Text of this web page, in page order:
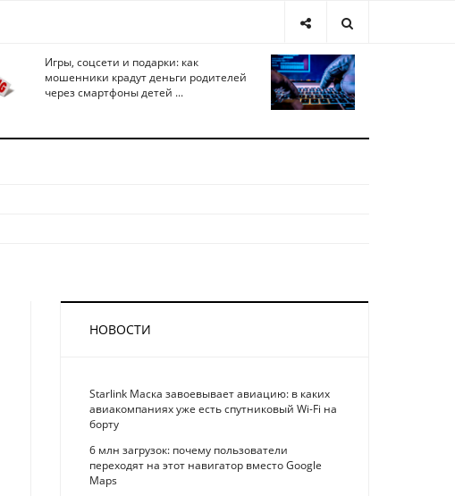
Игры, соцсети и подарки: как
мошенники крадут деньги родителей
через смартфоны детей ...
НОВОСТИ
Starlink Маска завоевывает авиацию: в каких
авиакомпаниях уже есть спутниковый Wi-Fi на
борту
6 млн загрузок: почему пользователи
переходят на этот навигатор вместо Google
Maps